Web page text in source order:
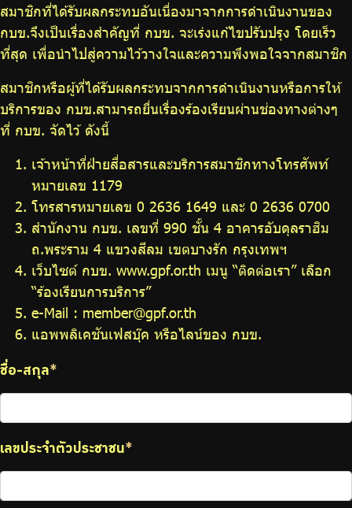
สมาชิกที่ได้รับผลกระทบอันเนื่องมาจากการดำเนินงานของ
กบข.จึงเป็นเรื่องสำคัญที่ กบข. จะเร่งแก้ไขปรับปรุง โดยเร็ว
ที่สุด เพื่อนำไปสู่ความไว้วางใจและความพึงพอใจจากสมาชิก
สมาชิกหรือผู้ที่ได้รับผลกระทบจากการดำเนินงานหรือการให้
บริการของ กบข.สามารถยื่นเรื่องร้องเรียนผ่านช่องทางต่างๆ
ที่ กบข. จัดไว้ ดังนี้
เจ้าหน้าที่ฝ่ายสื่อสารและบริการสมาชิกทางโทรศัพท์
หมายเลข 1179
โทรสารหมายเลข 0 2636 1649 และ 0 2636 0700
สำนักงาน กบข. เลขที่ 990 ชั้น 4 อาคารอับดุลราฮิม
ถ.พระราม 4 แขวงสีลม เขตบางรัก กรุงเทพฯ
เว็บไซต์ กบข. www.gpf.or.th เมนู “ติดต่อเรา” เลือก
“ร้องเรียนการบริการ”
e-Mail : member@gpf.or.th
แอพพลิเคชันเฟสบุ๊ค หรือไลน์ของ กบข.
ชื่อ-สกุล*
เลขประจำตัวประชาชน *